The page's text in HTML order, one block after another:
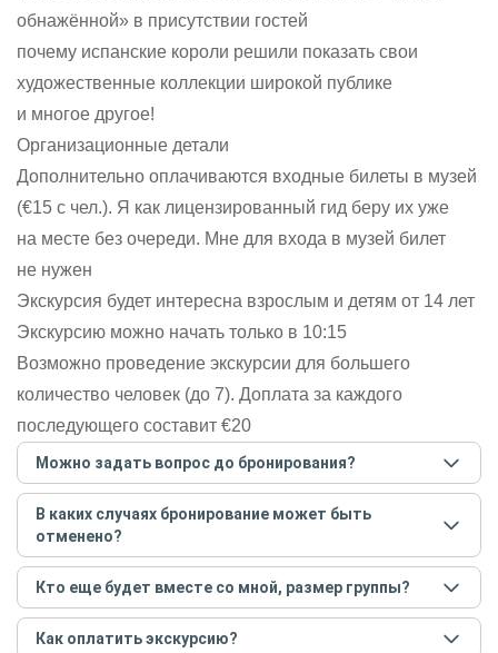
обнажённой» в присутствии гостей
почему испанские короли решили показать свои
художественные коллекции широкой публике
и многое другое!
Организационные детали
Дополнительно оплачиваются входные билеты в музей
(€15 с чел.). Я как лицензированный гид беру их уже
на месте без очереди. Мне для входа в музей билет
не нужен
Экскурсия будет интересна взрослым и детям от 14 лет
Экскурсию можно начать только в 10:15
Возможно проведение экскурсии для большего
количество человек (до 7). Доплата за каждого
последующего составит €20
Можно задать вопрос до бронирования?
Достаточно перейти по ссылке «Задать вопрос» и
написать гиду. Платить при этом не нужно. Сначала
согласуйте с гидом интересующие вас вопросы и после
этого бронируйте экскурсию.Задать вопрос.
В каких случаях бронирование может быть
отменено?
Только в случае неблагоприятных погодных условий,
например, если экскурсия на кораблике, а по прогнозу
погоды аномально-сильный ветер. При этом гид
предупредит вас об отмене, а мы вернем предоплату на
Кто еще будет вместе со мной, размер группы?
Если экскурсия индивидуальная, гид проведет встречу
только для вас и вашей компании. Если групповая — на
Как оплатить экскурсию?